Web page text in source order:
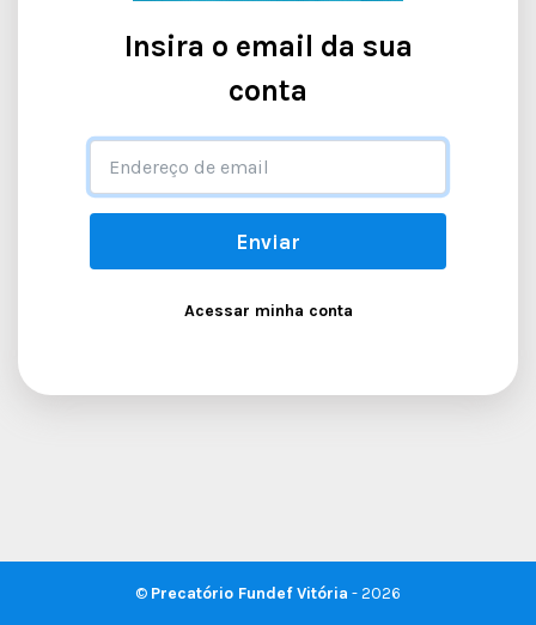
Insira o email da sua
conta
Enviar
Acessar minha conta
© Precatório Fundef Vitória - 2026